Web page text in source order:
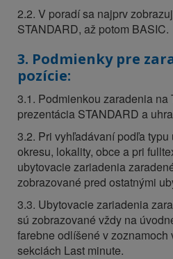
2.2. V poradí sa najprv
STANDARD, až potom BASIC.
3. Podmienky pre
pozície:
3.1. Podmienkou zaradenia
prezentácia STANDARD a
3.2. Pri vyhľadávaní podľa typu
okresu, lokality, obce a pri
ubytovacie zariadenia
zobrazované pred ostatnými
3.3. Ubytovacie zariadenia
sú zobrazované vždy na
farebne odlíšené v zoznamoch
sekciách Last minute.